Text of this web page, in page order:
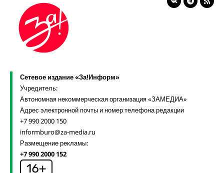
Сетевое издание «За!Информ»
Учредитель:
Автономная некоммерческая организация «ЗАМЕДИА»
Адрес электронной почты и номер телефона редакции
+7 990 2000 150
informburo@za-media.ru
Размещение рекламы:
+7 990 2000 152